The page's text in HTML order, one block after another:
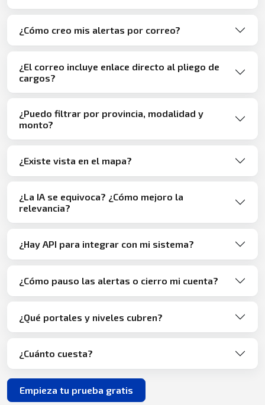
¿Cómo creo mis alertas por correo?
¿El correo incluye enlace directo al pliego de
cargos?
¿Puedo filtrar por provincia, modalidad y
monto?
¿Existe vista en el mapa?
¿La IA se equivoca? ¿Cómo mejoro la
relevancia?
¿Hay API para integrar con mi sistema?
¿Cómo pauso las alertas o cierro mi cuenta?
¿Qué portales y niveles cubren?
¿Cuánto cuesta?
Empieza tu prueba gratis